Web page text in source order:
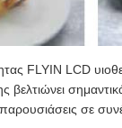
FLYIN LCD
σε